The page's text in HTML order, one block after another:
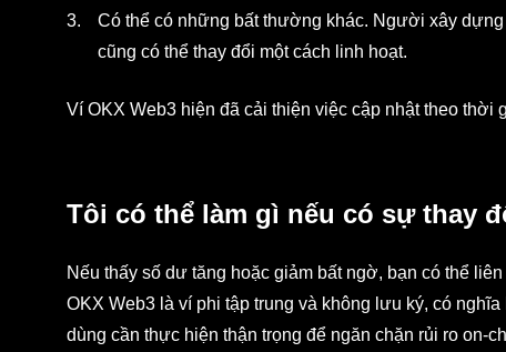
Có thể có những bất thường khác. Người xây
cũng có thể thay đổi một cách linh hoạt.
Ví OKX Web3 hiện đã cải thiện việc cập nhật theo
Tôi có thể làm gì nếu có sự thay
Nếu thấy số dư tăng hoặc giảm bất ngờ, bạn có thể
OKX Web3 là ví phi tập trung và không lưu ký, có
dùng cần thực hiện thận trọng để ngăn chặn rủi ro on-